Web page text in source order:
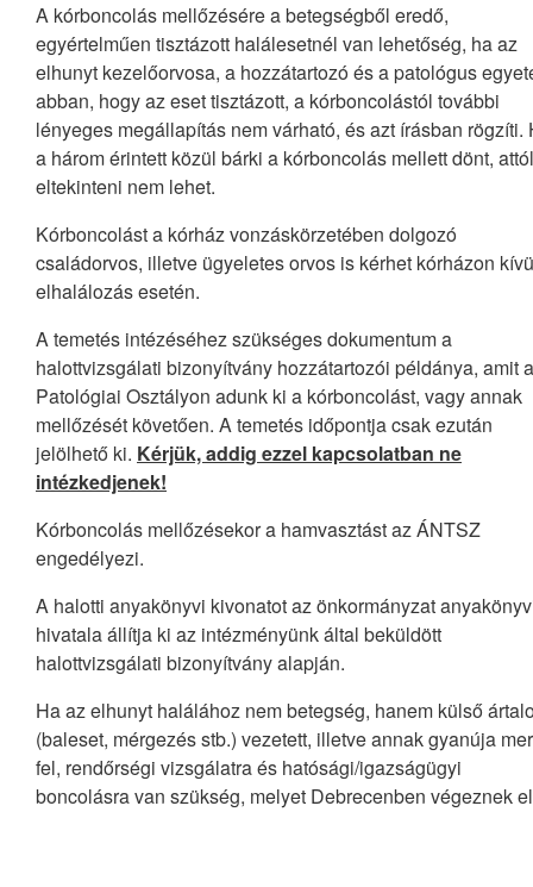
A kórboncolás mellőzésére a betegségből eredő,
egyértelműen tisztázott halálesetnél van lehetőség, ha az
elhunyt kezelőorvosa, a hozzátartozó és a patológus
abban, hogy az eset tisztázott, a kórboncolástól további
lényeges megállapítás nem várható, és azt írásban rögzíti.
a három érintett közül bárki a kórboncolás mellett dönt, attól
eltekinteni nem lehet.
Kórboncolást a kórház vonzáskörzetében dolgozó
családorvos, illetve ügyeletes orvos is kérhet kórházon
elhalálozás esetén.
A temetés intézéséhez szükséges dokumentum a
halottvizsgálati bizonyítvány hozzátartozói példánya, amit a
Patológiai Osztályon adunk ki a kórboncolást, vagy annak
mellőzését követően. A temetés időpontja csak ezután
jelölhető ki. Kérjük, addig ezzel kapcsolatban ne
intézkedjenek!
Kórboncolás mellőzésekor a hamvasztást az ÁNTSZ
engedélyezi.
A halotti anyakönyvi kivonatot az önkormányzat
hivatala állítja ki az intézményünk által beküldött
halottvizsgálati bizonyítvány alapján.
Ha az elhunyt halálához nem betegség, hanem külső
(baleset, mérgezés stb.) vezetett, illetve annak gyanúja
fel, rendőrségi vizsgálatra és hatósági/igazságügyi
boncolásra van szükség, melyet Debrecenben végeznek